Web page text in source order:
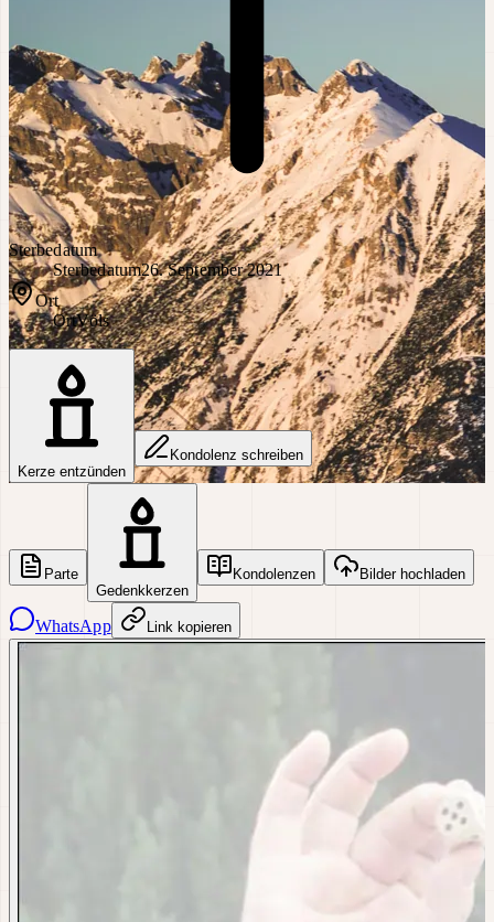
Sterbedatum
Sterbedatum26. September 2021
Ort
OrtVöls
Kerze entzünden
Kondolenz schreiben
Parte
Gedenkkerzen
Kondolenzen Bilder hochladen
WhatsApp Link kopieren